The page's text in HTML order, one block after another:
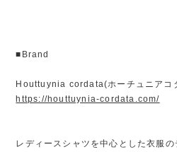
■Brand
Houttuynia cordata(ホーチュニアコ
https://houttuynia-cordata.com/
レディースシャツを中心とした衣服の